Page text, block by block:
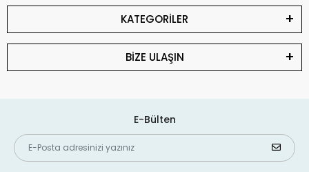
KATEGORİLER
BİZE ULAŞIN
E-Bülten